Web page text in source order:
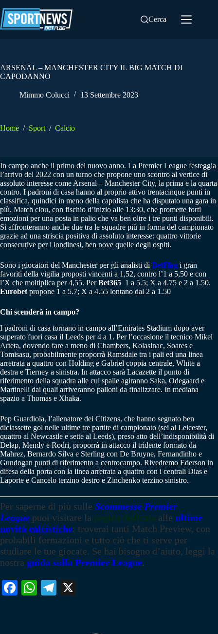
al
contenuto
Cerca
ARSENAL – MANCHESTER CITY IL BIG MATCH DI
CAPODANNO
Mimmo Colucci 13 Settembre 2023
Home / Sport / Calcio
In campo anche il primo del nuovo anno. La Premier League festeggia
l’arrivo del 2022 con un turno che propone uno scontro al vertice di
assoluto interesse come Arsenal – Manchester City, la prima e la quarta
contro. I padroni di casa hanno al proprio attivo trentacinque punti in
classifica, quindici in meno della capolista che ha disputato una gara in
più. Match clou, con fischio d’inizio alle 13:30, che promette forti
emozioni per una posta in palio che va ben oltre i tre punti disponibili.
Si affronteranno anche due tra le squadre più in forma del campionato
grazie ad una striscia positiva di assoluto interesse: quattro vittorie
consecutive per i londinesi, ben nove quelle degli ospiti.
Sono i giocatori del Manchester per gli analisti di BetFlag i gran
favoriti della vigilia proposti vincenti a 1,52, contro l’1 a 5,50 e con
l’X che moltiplica per 4,55. PerBet365 1 a 5.5; X a 4.75 e 2 a 1.50.
Eurobet propone 1 a 5.7; X a 4.55 lontano dal 2 a 1.50
Chi scenderà in campo?
I padroni di casa tornano in campo all’Emirates Stadium dopo aver
superato fuori casa il Leeds per 4 a 1. Per l’occasione il tecnico Mikel
Arteta, dovendo fare a meno di Chambers, Kolasinac, Soares e
Tomisasu, probabilmente proporrà Ramsdale tra i pali ed una linea
arretrata a quattro con Holding e Gabriel coppia centrale, White a
destra e Tierney a sinistra. In attacco sarà Lacazette il punto di
riferimento della squadra alle cui spalle agiranno Saka, Odegaard e
Martinelli dai quali arriveranno palloni da finalizzare. In mediana
spazio a Thomas e Xhaka.
Pep Guardiola, l’allenatore dei Citizens, che hanno segnato ben
diciassette gol nelle ultime tre partite di campionato (sei al Leicester,
quattro al Newcastle e sette al Leeds), preso atto dell’indisponibilità di
Delap, Mendy e Rodri, proporrà in attacco il tridente formato da
Mahrez, Bernardo Silva e Sterling con De Bruyne, Fernandinho e
Gundogan punti di riferimento a centrocampo. Rivedremo Ederson in
difesa della porta con la linea arretrata a quattro con i centrali Dias e
Laporte e Cancelo terzino destro e Zinchenko terzino sinistro.
Per saperne di più sulle Scommesse Premier
League puoi visitare la pagina dedicata alle ultime
novità calcistiche: troverai tanti Match Preview, con
probabili formazioni e tutto ciò che ti serve per
studiare le tue giocate. Se hai bisogno d’aiuto, leggi la
nostra guida sulla Premier League.
Fa W
Te